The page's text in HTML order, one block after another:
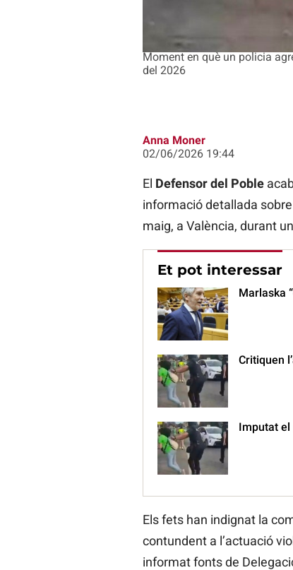
Moment en què un policia
del 2026
Anna Moner
02/06/2026 19:44
El Defensor del Poble
informació detallada
maig, a València, durant
Et pot interessar
Marlaska
Critiquen
Imputat el
Els fets han indignat la
contundent a l’actuació
informat fonts de